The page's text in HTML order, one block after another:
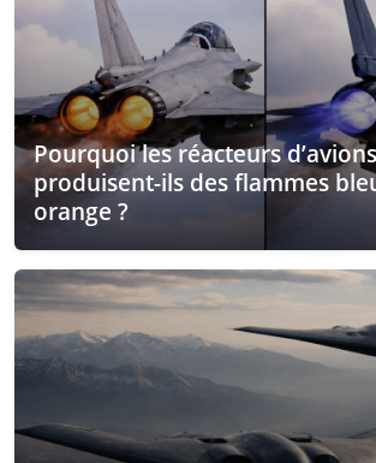
Pourquoi les réacteurs
produisent-ils des flammes
orange ?